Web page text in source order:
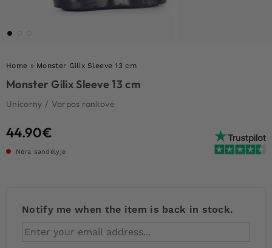
Home » Monster Gilix Sleeve 13 cm
Monster Gilix Sleeve 13 cm
Unicorny / Varpos rankovė
44.90€
Nėra sandėlyje
Notify me when the item is back in stock.